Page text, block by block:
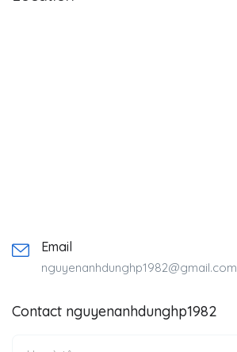
Email
nguyenanhdunghp1982@gmail.com
Contact nguyenanhdunghp1982